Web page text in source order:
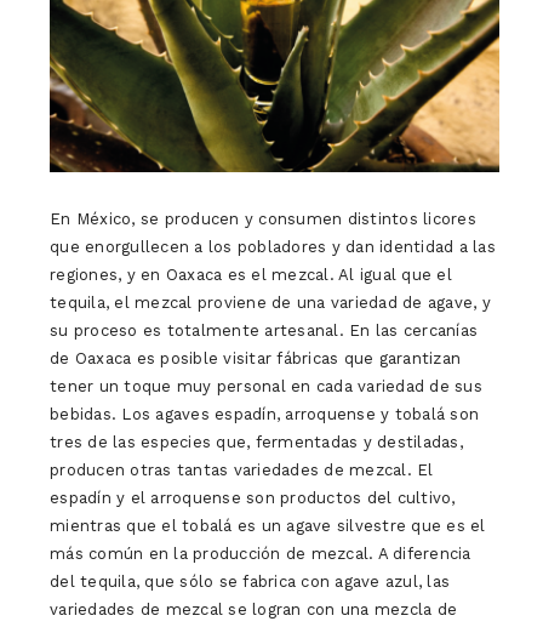
En México, se producen y consumen distintos licores
que enorgullecen a los pobladores y dan identidad a las
regiones, y en Oaxaca es el mezcal. Al igual que el
tequila, el mezcal proviene de una variedad de agave, y
su proceso es totalmente artesanal. En las cercanías
de Oaxaca es posible visitar fábricas que garantizan
tener un toque muy personal en cada variedad de sus
bebidas. Los agaves espadín, arroquense y tobalá son
tres de las especies que, fermentadas y destiladas,
producen otras tantas variedades de mezcal. El
espadín y el arroquense son productos del cultivo,
mientras que el tobalá es un agave silvestre que es el
más común en la producción de mezcal. A diferencia
del tequila, que sólo se fabrica con agave azul, las
variedades de mezcal se logran con una mezcla de